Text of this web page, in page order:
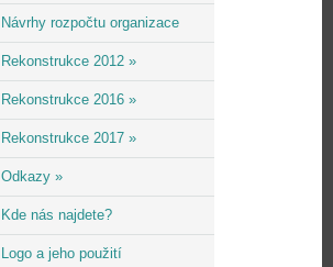
Návrhy rozpočtu organizace
Rekonstrukce 2012 »
Rekonstrukce 2016 »
Rekonstrukce 2017 »
Odkazy »
Kde nás najdete?
Logo a jeho použití